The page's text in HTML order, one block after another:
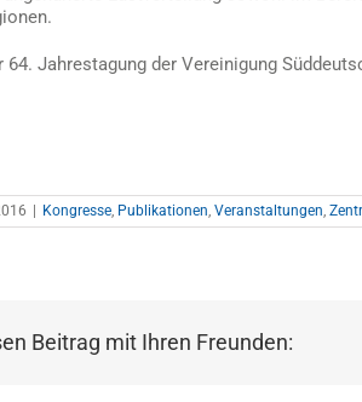
64. Jahrestagung der Vereinigung
| Kongresse Publikationen Veranstaltungen
Beitrag mit Ihren Freunden: